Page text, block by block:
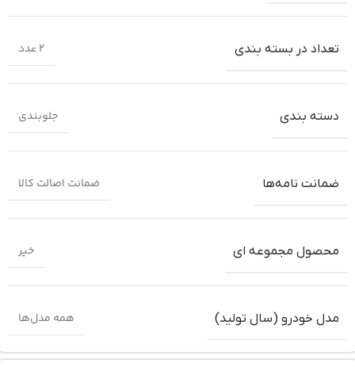
تعداد در بسته بندی 2 عدد
دسته بندی جلوبندی
ضمانت‌ نامه‌ها ضمانت اصالت کالا
محصول مجموعه ای خیر
مدل خودرو (سال تولید) همه مدل‌ها